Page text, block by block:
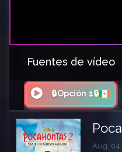
Fuentes de vídeo
🔒Opción 1🔒
Aug.